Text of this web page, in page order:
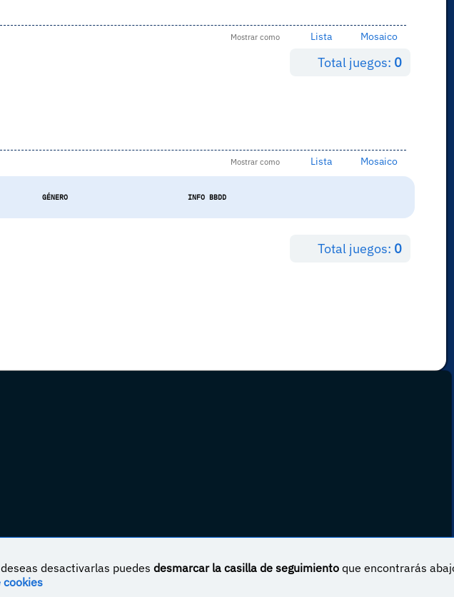
Mostrar como Lista Mosaico
Total juegos: 0
Mostrar como Lista Mosaico
GÉNERO INFO BBDD
Total juegos: 0
NoComercial-CompartirIgual 4.0 Internacional
desactivarlas puedes desmarcar la casilla de seguimientoque encontrarás
cookies